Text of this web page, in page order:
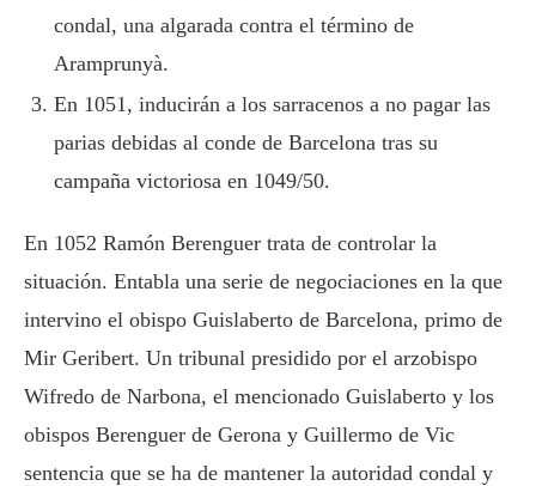
condal, una algarada contra el término de
Aramprunyà.
En 1051, inducirán a los sarracenos a no pagar las
parias debidas al conde de Barcelona tras su
campaña victoriosa en 1049/50.
En 1052 Ramón Berenguer trata de controlar la
situación. Entabla una serie de negociaciones en la que
intervino el obispo Guislaberto de Barcelona, primo de
Mir Geribert. Un tribunal presidido por el arzobispo
Wifredo de Narbona, el mencionado Guislaberto y los
obispos Berenguer de Gerona y Guillermo de Vic
sentencia que se ha de mantener la autoridad condal y